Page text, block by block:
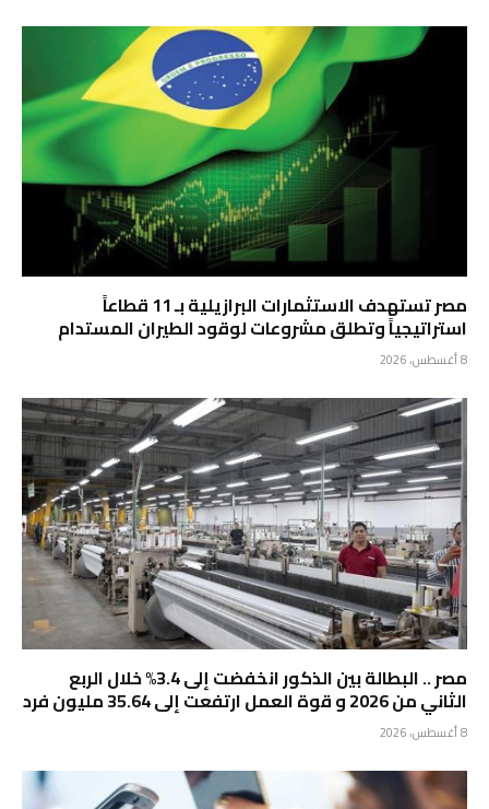
مصر تستهدف الاستثمارات البرازيلية بـ 11 قطاعاً
استراتيجياً وتطلق مشروعات لوقود الطيران المستدام
8 أغسطس، 2026
مصر .. البطالة بين الذكور انخفضت إلى 3.4% خلال الربع
الثاني من 2026 و قوة العمل ارتفعت إلى 35.64 مليون فرد
8 أغسطس، 2026